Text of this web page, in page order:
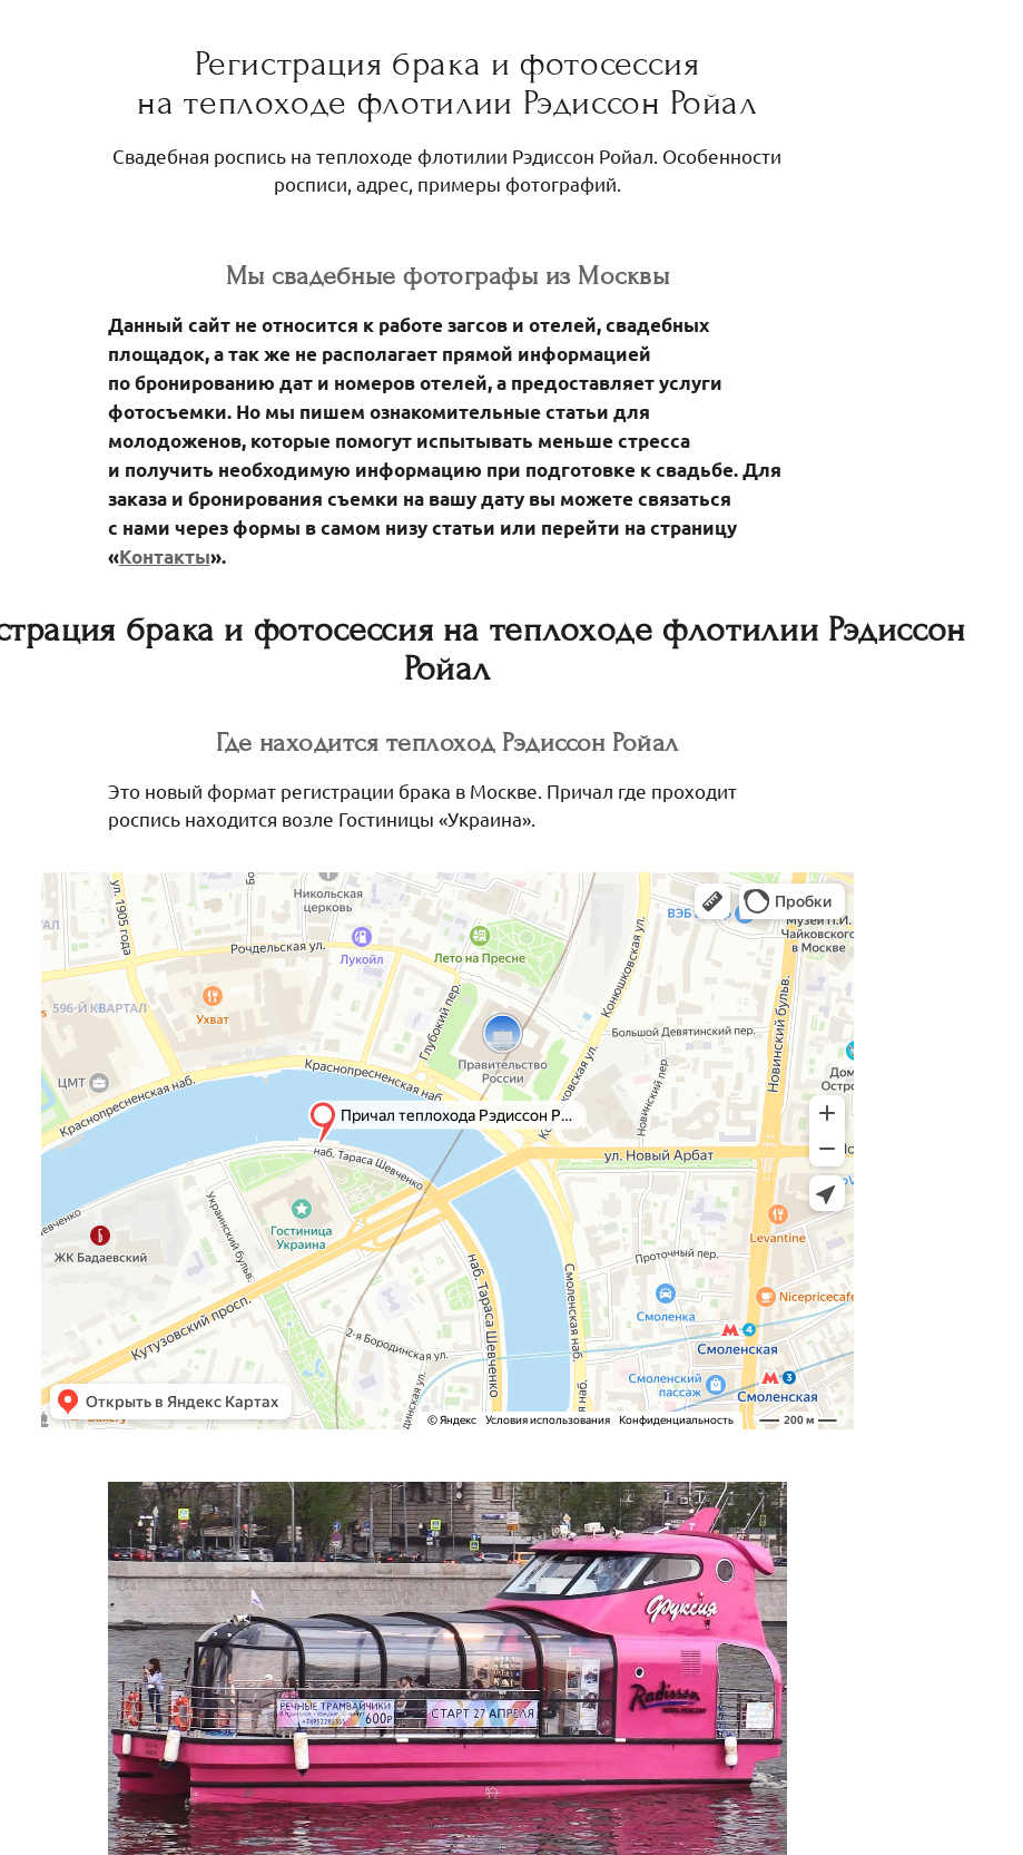
Регистрация брака и фотосессия
на теплоходе флотилии Рэдиссон Ройал
Свадебная роспись на теплоходе флотилии Рэдиссон Ройал. Особенности
росписи, адрес, примеры фотографий.
Мы свадебные фотографы из Москвы
Данный сайт не относится к работе загсов и отелей, свадебных
площадок, а так же не располагает прямой информацией
по бронированию дат и номеров отелей, а предоставляет услуги
фотосъемки. Но мы пишем ознакомительные статьи для
молодоженов, которые помогут испытывать меньше стресса
и получить необходимую информацию при подготовке к свадьбе. Для
заказа и бронирования съемки на вашу дату вы можете связаться
с нами через формы в самом низу статьи или перейти на страницу
«Контакты».
брака и фотосессия на теплоходе флотилии Рэдиссон
Ройал
Где находится теплоход Рэдиссон Ройал
Это новый формат регистрации брака в Москве. Причал где проходит
роспись находится возле Гостиницы «Украина».